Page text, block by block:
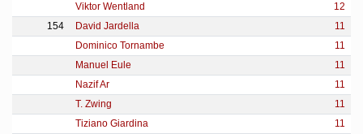
Viktor Wentland
12
154
David Jardella
11
Dominico Tornambe
11
Manuel Eule
11
Nazif Ar
11
T. Zwing
11
Tiziano Giardina
11